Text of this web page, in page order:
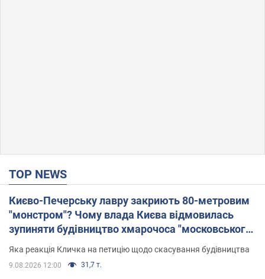
TOP NEWS
Києво-Печерську лавру закриють 80-метровим
"монстром"? Чому влада Києва відмовилась
зупиняти будівництво хмарочоса "московського
вірянина"
Яка реакція Кличка на петицію щодо скасування будівництва
9.08.2026 12:00 31,7 т.